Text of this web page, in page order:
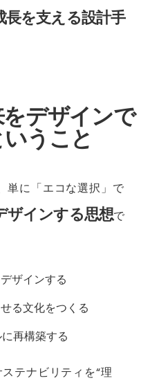
長を支える設計手
デザインで
うこと
単に「エコな選択」で
ザインする思想で
ザインする
る文化をつくる
再構築する
テナビリティを“理